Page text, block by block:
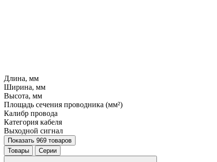
Длина, мм
Ширина, мм
Высота, мм
Площадь сечения проводника (мм²)
Калибр провода
Категория кабеля
Выходной сигнал
Показать 969 товаров
Товары
Серии